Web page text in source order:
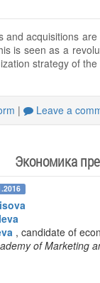
and acquisitions
is seen as a
strategy of
| Leave a
Экономика
, candidate of
of Marketing